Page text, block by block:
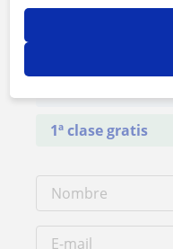
1ª clase gratis